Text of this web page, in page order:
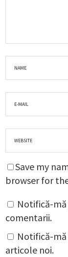
Save my
browser for
Notifică-
comentarii.
Notifică-
articole noi.